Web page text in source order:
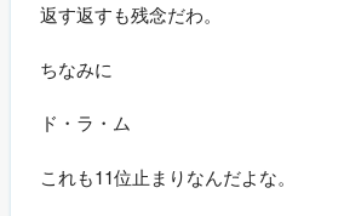
返す返すも残念だわ。
ちなみに
ド・ラ・ム
これも11位止まりなんだよな。